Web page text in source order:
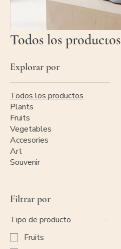
Todos los productos
Explorar por
Todos los productos
Plants
Fruits
Vegetables
Accesories
Art
Souvenir
Filtrar por
Tipo de producto
Fruits